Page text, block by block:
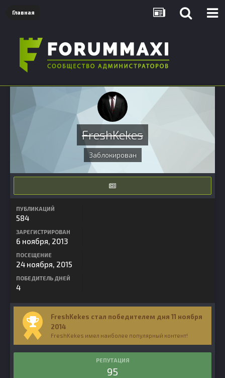
Главная
FreshKekes
Заблокирован
ПУБЛИКАЦИЙ
584
ЗАРЕГИСТРИРОВАН
6 ноября, 2013
ПОСЕЩЕНИЕ
24 ноября, 2015
ПОБЕДИТЕЛЬ ДНЕЙ
4
FreshKekes стал победителем дня 11 ноября
2014
FreshKekes имел наиболее популярный контент!
РЕПУТАЦИЯ
95